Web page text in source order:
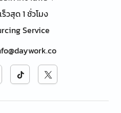
วสุด 1 ชั่วโมง
Service